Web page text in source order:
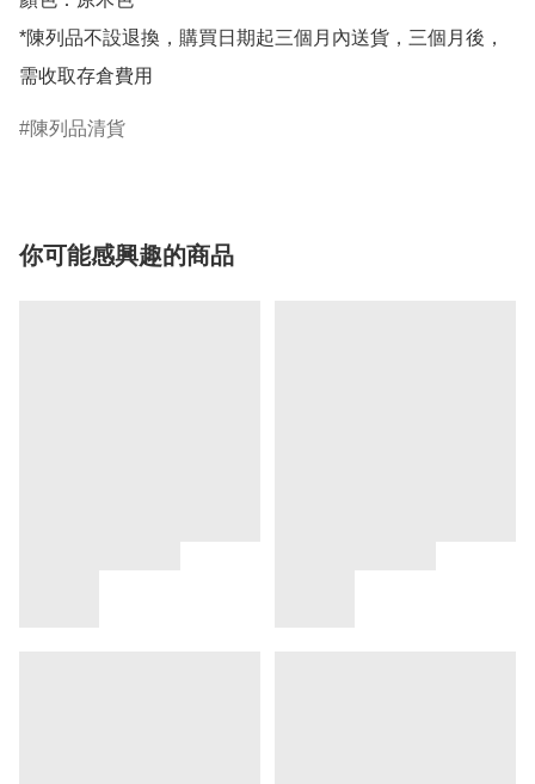
*陳列品不設退換，購買日期起三個月內送貨，三個月後，
需收取存倉費用
陳列品清貨
你可能感興趣的商品